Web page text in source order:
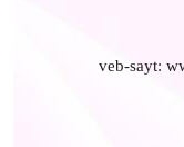
veb-sayt: